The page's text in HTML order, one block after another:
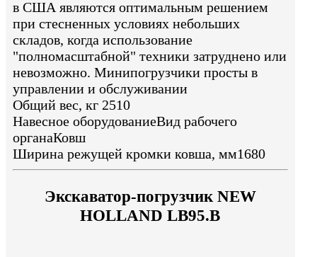
в США являются оптимальным решением
при стесненных условиях небольших
складов, когда использование
"полномасштабной" техники затруднено или
невозможно. Минипогрузчики просты в
управлении и обслуживании
Общий вес, кг 2510
Навесное оборудованиеВид рабочего
органаКовш
Ширина режущей кромки ковша, мм1680
Экскаватор-погрузчик NEW
HOLLAND LB95.B